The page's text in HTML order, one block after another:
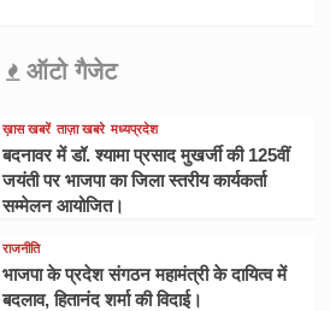
ऑटो गैजेट
ख़ास खबरें ताज़ा खबरे मध्यप्रदेश
बदनावर में डॉ. श्यामा प्रसाद मुखर्जी की 125वीं
जयंती पर भाजपा का जिला स्तरीय कार्यकर्ता
सम्मेलन आयोजित।
राजनीति
भाजपा के प्रदेश संगठन महामंत्री के दायित्व में
बदलाव, हितानंद शर्मा की विदाई।